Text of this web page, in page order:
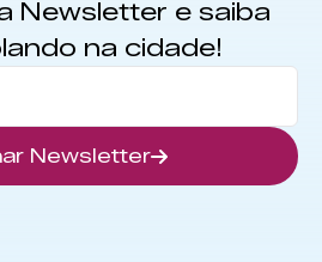
Newsletter e saiba
na cidade!
Newsletter